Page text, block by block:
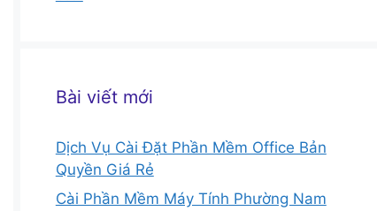
Bài viết mới
Dịch Vụ Cài Đặt Phần Mềm Office Bản
Quyền Giá Rẻ
Cài Phần Mềm Máy Tính Phường Nam